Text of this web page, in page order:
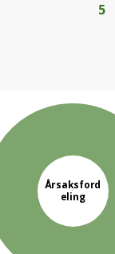
5
Årsaksford
eling